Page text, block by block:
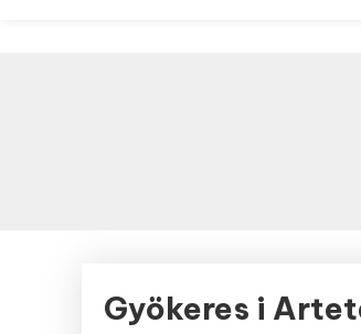
Gyökeres i